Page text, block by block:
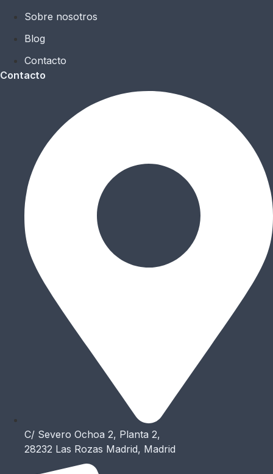
Sobre nosotros
Blog
Contacto
Contacto
C/ Severo Ochoa 2, Planta 2,
28232 Las Rozas Madrid, Madrid